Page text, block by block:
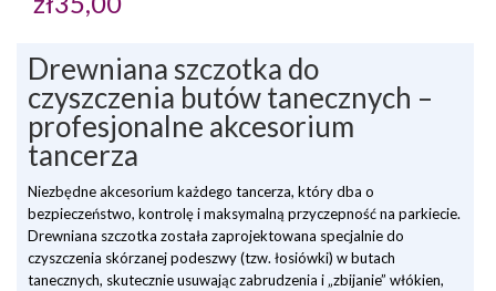
Drewniana szczotka do
czyszczenia butów tanecznych –
profesjonalne akcesorium
tancerza
Niezbędne akcesorium każdego tancerza, który dba o
bezpieczeństwo, kontrolę i maksymalną przyczepność na parkiecie.
Drewniana szczotka została zaprojektowana specjalnie do
czyszczenia skórzanej podeszwy (tzw. łosiówki) w butach
tanecznych, skutecznie usuwając zabrudzenia i „zbijanie” włókien,